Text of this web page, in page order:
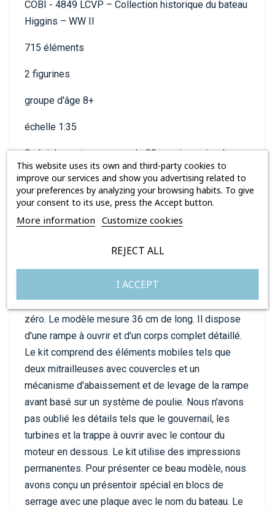
COBI - 4849 LCVP – Collection historique du bateau
Higgins – WW II
715 éléments
2 figurines
groupe d'âge 8+
échelle 1:35
Spécialement conçu pour le 80e anniversaire du
Débarquement allié en Normandie. Le kit gardera le
souvenir de cet événement extrêmement important
dans vos maisons qui a eu une grande influence sur
le cours de la Seconde Guerre mondiale. Le modèle
fidèlement son modèle historique tout en
conservant l'échelle populaire 1:35. Le bateau de
débarquement en blocs de serrage a une toute
nouvelle structure qui a été développée à partir de
zéro. Le modèle mesure 36 cm de long. Il dispose
d'une rampe à ouvrir et d'un corps complet détaillé.
Le kit comprend des éléments mobiles tels que
deux mitrailleuses avec couvercles et un
mécanisme d'abaissement et de levage de la rampe
avant basé sur un système de poulie. Nous n'avons
pas oublié les détails tels que le gouvernail, les
turbines et la trappe à ouvrir avec le contour du
moteur en dessous. Le kit utilise des impressions
permanentes. Pour présenter ce beau modèle, nous
avons conçu un présentoir spécial en blocs de
serrage avec une plaque avec le nom du bateau. Le
This website uses its own and third-party cookies to
improve our services and show you advertising related to
your preferences by analyzing your browsing habits. To give
your consent to its use, press the Accept button.
More information Customize cookies
REJECT ALL
I ACCEPT